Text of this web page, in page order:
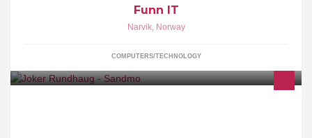
Funn IT
Narvik, Norway
COMPUTERS/TECHNOLOGY